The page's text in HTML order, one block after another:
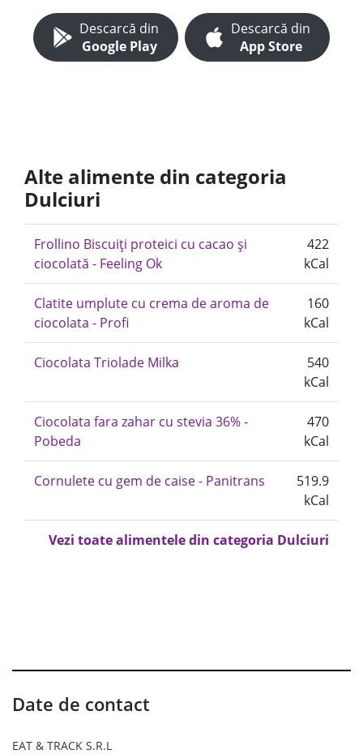
Descarcă din
Google Play
Descarcă din
App Store
Alte alimente din categoria
Dulciuri
Frollino Biscuiți proteici cu cacao și
ciocolată - Feeling Ok
422
kCal
Clatite umplute cu crema de aroma de
ciocolata - Profi
160
kCal
Ciocolata Triolade Milka
540
kCal
Ciocolata fara zahar cu stevia 36% -
Pobeda
470
kCal
Cornulete cu gem de caise - Panitrans
519.9
kCal
Vezi toate alimentele din categoria Dulciuri
Date de contact
EAT & TRACK S.R.L